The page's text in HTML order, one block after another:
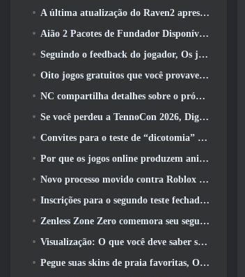
A última atualização do Raven2 apresenta sistema de despertar de habilidades, Oferecendo aos jogadores mais maneiras de aprimorar suas habilidades
Aião 2 Pacotes de Fundador Disponíveis para Compra, Completo com cinco dias de acesso antecipado
Seguindo o feedback do jogador, Os jogadores clássicos de League Of Legends não terão que pagar por skins clássicas
Oito jogos gratuitos que você provavelmente esqueceu e que fazem parte do Steam’s Train Fest
NC compartilha detalhes sobre o próximo acesso antecipado do Aion 2
Se você perdeu a TennoCon 2026, Digital Extremes está compartilhando todos os painéis
Convites para o teste de “dicotomia” do Silver Palace estão sendo enviados
Por que os jogos online produzem animes melhores do que os jogos de anime
Novo processo movido contra Roblox em Oregon, alegando incidente com cuidados infantis
Inscrições para o segundo teste fechado global MapleStory Classic World
Zenless Zone Zero comemora seu segundo aniversário oferecendo aos jogadores a escolha de um agente S-Rank gratuito
Visualização: O que você deve saber sobre o jogo de coleta de criaturas da HoYoverse, Honkai: Link Alma
Pegue suas skins de praia favoritas, Os Jogos de Verão voltaram ao Overwatch